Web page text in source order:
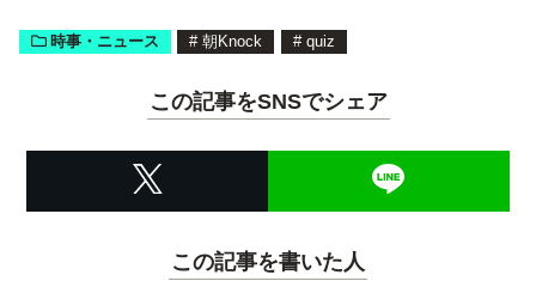
時事・ニュース # 朝Knock # quiz
この記事をSNSでシェア
この記事を書いた人